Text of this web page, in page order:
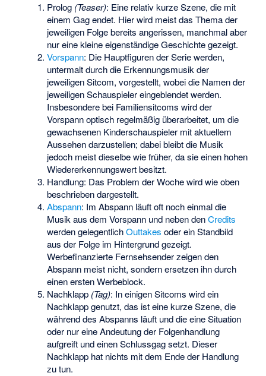
Prolog (Teaser): Eine relativ kurze Szene, die mit
einem Gag endet. Hier wird meist das Thema der
jeweiligen Folge bereits angerissen, manchmal aber
nur eine kleine eigenständige Geschichte gezeigt.
Vorspann: Die Hauptfiguren der Serie werden,
untermalt durch die Erkennungsmusik der
jeweiligen Sitcom, vorgestellt, wobei die Namen der
jeweiligen Schauspieler eingeblendet werden.
Insbesondere bei Familiensitcoms wird der
Vorspann optisch regelmäßig überarbeitet, um die
gewachsenen Kinderschauspieler mit aktuellem
Aussehen darzustellen; dabei bleibt die Musik
jedoch meist dieselbe wie früher, da sie einen hohen
Wiedererkennungswert besitzt.
Handlung: Das Problem der Woche wird wie oben
beschrieben dargestellt.
Abspann: Im Abspann läuft oft noch einmal die
Musik aus dem Vorspann und neben denCredits
werden gelegentlichOuttakes oder ein Standbild
aus der Folge im Hintergrund gezeigt.
Werbefinanzierte Fernsehsender zeigen den
Abspann meist nicht, sondern ersetzen ihn durch
einen ersten Werbeblock.
Nachklapp (Tag): In einigen Sitcoms wird ein
Nachklapp genutzt, das ist eine kurze Szene, die
während des Abspanns läuft und die eine Situation
oder nur eine Andeutung der Folgenhandlung
aufgreift und einen Schlussgag setzt. Dieser
Nachklapp hat nichts mit dem Ende der Handlung
zu tun.